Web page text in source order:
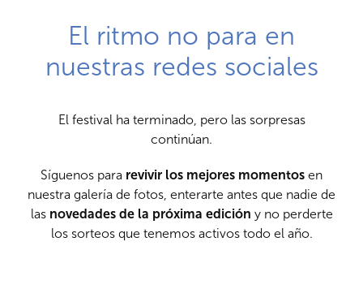
El ritmo no para en
nuestras redes sociales
El festival ha terminado, pero las sorpresas
continúan.
Síguenos para revivir los mejores momentos en
nuestra galería de fotos, enterarte antes que nadie de
las novedades de la próxima edición y no perderte
los sorteos que tenemos activos todo el año.